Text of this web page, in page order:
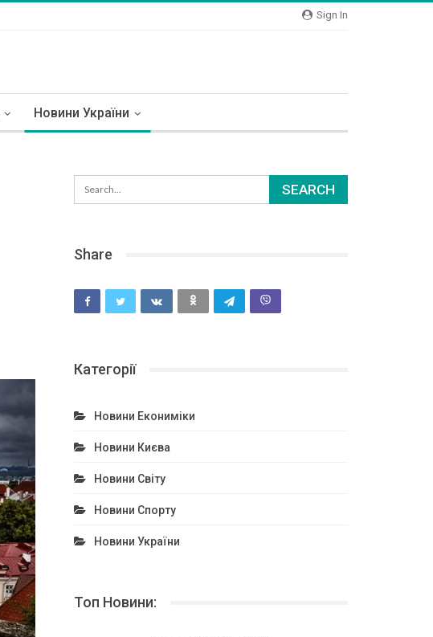
Sign In
Новини України
Share
Категорії
Новини Екониміки
Новини Києва
Новини Світу
Новини Спорту
Новини України
Топ Новини: